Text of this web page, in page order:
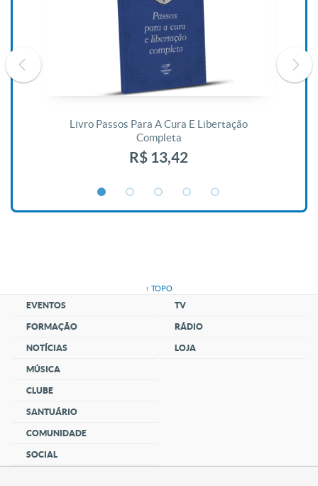
Livro Passos Para A Cura E Libertação
Completa
R$ 13,42
↑ TOPO
EVENTOS
FORMAÇÃO
NOTÍCIAS
MÚSICA
CLUBE
SANTUÁRIO
COMUNIDADE
SOCIAL
TV
RÁDIO
LOJA